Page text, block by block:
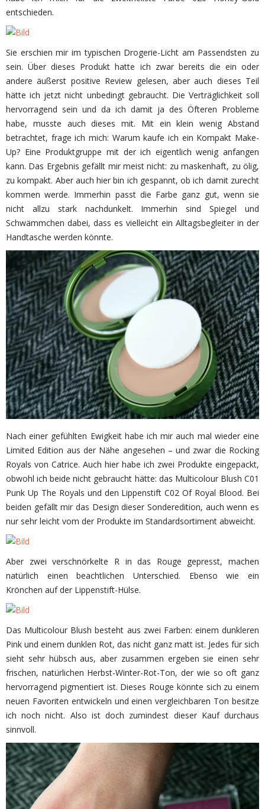
entschieden.
Sie erschien mir im typischen Drogerie-Licht am Passendsten zu
sein. Über dieses Produkt hatte ich zwar bereits die ein oder
andere äußerst positive Review gelesen, aber auch dieses Teil
hätte ich jetzt nicht unbedingt gebraucht. Die Verträglichkeit soll
hervorragend sein und da ich damit ja des Öfteren Probleme
habe, musste auch dieses mit. Mit ein klein wenig Abstand
betrachtet, frage ich mich: Warum kaufe ich ein Kompakt Make-
Up? Eine Produktgruppe mit der ich eigentlich wenig anfangen
kann. Das Ergebnis gefällt mir meist nicht: zu maskenhaft, zu ölig,
zu kompakt. Aber auch hier bin ich gespannt, ob ich damit zurecht
kommen werde. Immerhin passt die Farbe ganz gut, wenn sie
nicht allzu stark nachdunkelt. Immerhin sind Spiegel und
Schwämmchen dabei, dass es vielleicht ein Alltagsbegleiter in der
Handtasche werden könnte.
Nach einer gefühlten Ewigkeit habe ich mir auch mal wieder eine
Limited Edition aus der Nähe angesehen – und zwar die Rocking
Royals von Catrice. Auch hier habe ich zwei Produkte eingepackt,
obwohl ich beide nicht gebraucht hätte: das Multicolour Blush C01
Punk Up The Royals und den Lippenstift C02 Of Royal Blood. Bei
beiden gefällt mir das Design dieser Sonderedition, auch wenn es
nur sehr leicht vom der Produkte im Standardsortiment abweicht.
Aber zwei verschnörkelte R in das Rouge gepresst, machen
natürlich einen beachtlichen Unterschied. Ebenso wie ein
Krönchen auf der Lippenstift-Hülse.
Das Multicolour Blush besteht aus zwei Farben: einem dunkleren
Pink und einem dunklen Rot, das nicht ganz matt ist. Jedes für sich
sieht sehr hübsch aus, aber zusammen ergeben sie einen sehr
frischen, natürlichen Herbst-Winter-Rot-Ton, der wie so oft ganz
hervorragend pigmentiert ist. Dieses Rouge könnte sich zu einem
neuen Favoriten entwickeln und einen vergleichbaren Ton besitze
ich noch nicht. Also ist doch zumindest dieser Kauf durchaus
sinnvoll.